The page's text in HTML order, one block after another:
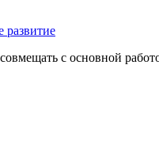
развитие
с основной